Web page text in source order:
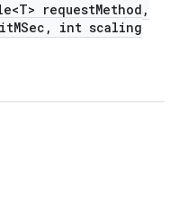
requestMethod ,
MSec ,
int scaling